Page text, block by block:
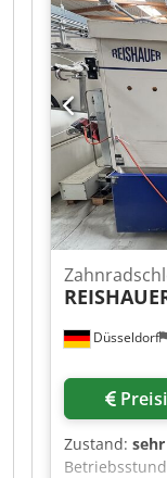
350 mm
Raumbedarf
Düsseldorf
Zustand: